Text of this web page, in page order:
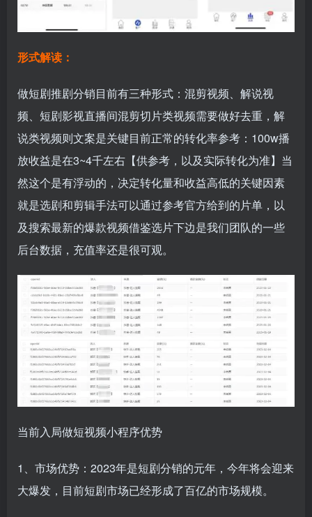
形式解读：
做短剧推剧分销目前有三种形式：混剪视频、解说视
频、短剧影视直播间混剪切片类视频需要做好去重，解
说类视频则文案是关键目前正常的转化率参考：100w播
放收益是在3~4千左右【供参考，以及实际转化为准】当
然这个是有浮动的，决定转化量和收益高低的关键因素
就是选剧和剪辑手法可以通过参考官方给到的片单，以
及搜索最新的爆款视频借鉴选片下边是我们团队的一些
后台数据，充值率还是很可观。
当前入局做短视频小程序优势
1、市场优势：2023年是短剧分销的元年，今年将会迎来
大爆发，目前短剧市场已经形成了百亿的市场规模。